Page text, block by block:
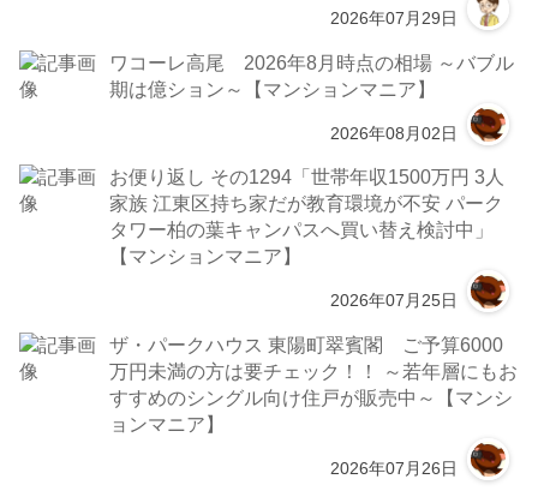
2026年07月29日
ワコーレ高尾 2026年8月時点の相場 ～バブル
期は億ション～【マンションマニア】
2026年08月02日
お便り返し その1294「世帯年収1500万円 3人
家族 江東区持ち家だが教育環境が不安 パーク
タワー柏の葉キャンパスへ買い替え検討中」
【マンションマニア】
2026年07月25日
ザ・パークハウス 東陽町翠賓閣 ご予算6000
万円未満の方は要チェック！！ ～若年層にもお
すすめのシングル向け住戸が販売中～【マンシ
ョンマニア】
2026年07月26日